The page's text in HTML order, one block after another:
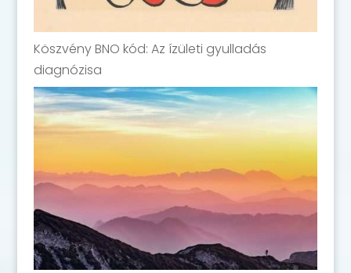
Köszvény BNO kód: Az ízületi gyulladás
diagnózisa